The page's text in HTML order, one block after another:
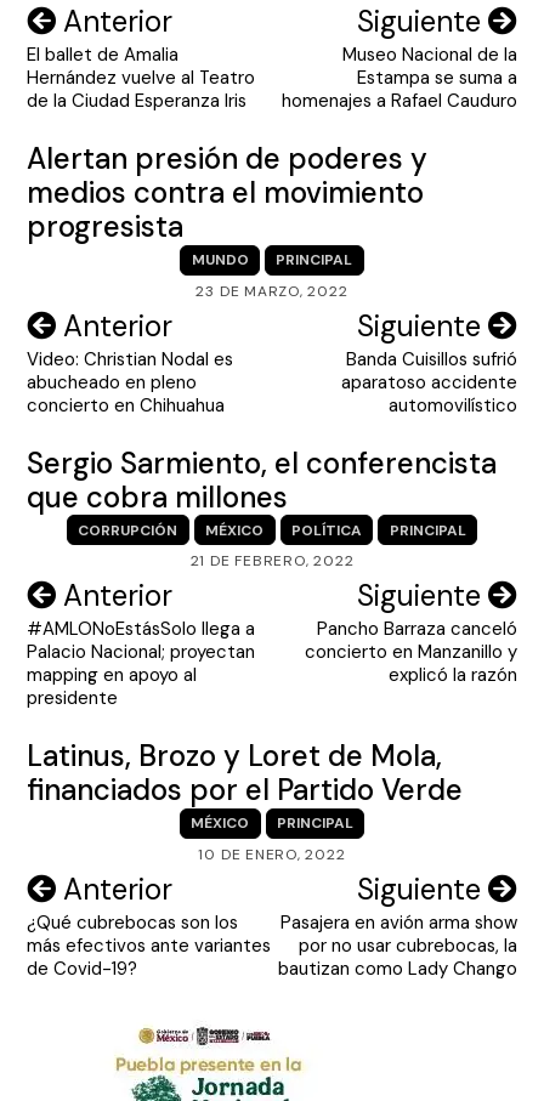
Navegación
de
entradas
Anterior
El ballet de Amalia
Hernández vuelve al Teatro
de la Ciudad Esperanza Iris
Siguiente
Museo Nacional de la
Estampa se suma a
homenajes a Rafael Cauduro
Alertan presión de poderes y
medios contra el movimiento
progresista
MUNDO
PRINCIPAL
23 DE MARZO, 2022
Navegación
de
entradas
Anterior
Video: Christian Nodal es
abucheado en pleno
concierto en Chihuahua
Siguiente
Banda Cuisillos sufrió
aparatoso accidente
automovilístico
Sergio Sarmiento, el conferencista
que cobra millones
CORRUPCIÓN MÉXICO POLÍTICA
PRINCIPAL
21 DE FEBRERO, 2022
Navegación
de
entradas
Anterior
#AMLONoEstásSolo llega a
Palacio Nacional; proyectan
mapping en apoyo al
presidente
Siguiente
Pancho Barraza canceló
concierto en Manzanillo y
explicó la razón
Latinus, Brozo y Loret de Mola,
financiados por el Partido Verde
MÉXICO
PRINCIPAL
10 DE ENERO, 2022
Navegación
de
entradas
Anterior
¿Qué cubrebocas son los
más efectivos ante variantes
de Covid-19?
Siguiente
Pasajera en avión arma show
por no usar cubrebocas, la
bautizan como Lady Chango